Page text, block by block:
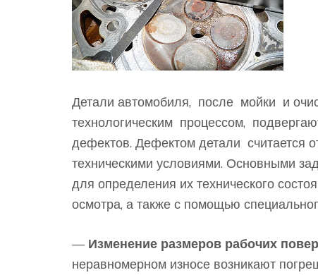
Детали автомобиля, после мойки и
технологическим процессом,
дефектов. Дефектом детали считается
техническими условиями. Основными
для определения их технического
осмотра, а также с помощью
— Изменение размеров рабочих
неравномерном износе возникают